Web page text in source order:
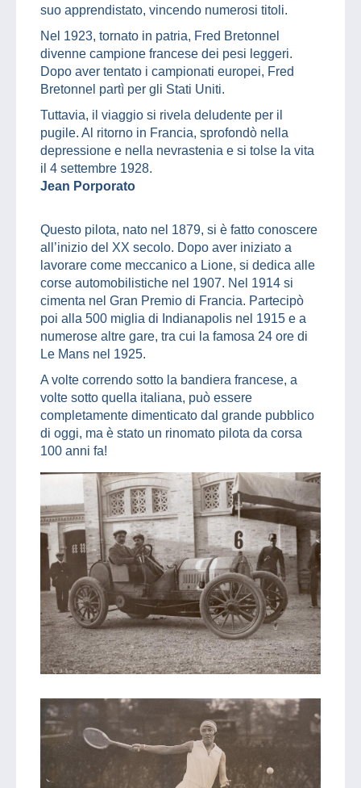
suo apprendistato, vincendo numerosi titoli.
Nel 1923, tornato in patria, Fred Bretonnel
divenne campione francese dei pesi leggeri.
Dopo aver tentato i campionati europei, Fred
Bretonnel partì per gli Stati Uniti.
Tuttavia, il viaggio si rivela deludente per il
pugile. Al ritorno in Francia, sprofondò nella
depressione e nella nevrastenia e si tolse la vita
il 4 settembre 1928.
Jean Porporato
Questo pilota, nato nel 1879, si è fatto conoscere
all’inizio del XX secolo. Dopo aver iniziato a
lavorare come meccanico a Lione, si dedica alle
corse automobilistiche nel 1907. Nel 1914 si
cimenta nel Gran Premio di Francia. Partecipò
poi alla 500 miglia di Indianapolis nel 1915 e a
numerose altre gare, tra cui la famosa 24 ore di
Le Mans nel 1925.
A volte correndo sotto la bandiera francese, a
volte sotto quella italiana, può essere
completamente dimenticato dal grande pubblico
di oggi, ma è stato un rinomato pilota da corsa
100 anni fa!